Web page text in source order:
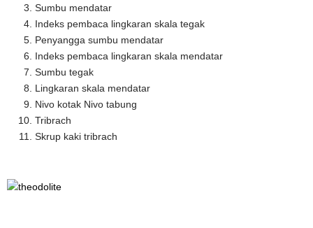
Sumbu mendatar
Indeks pembaca lingkaran skala tegak
Penyangga sumbu mendatar
Indeks pembaca lingkaran skala mendatar
Sumbu tegak
Lingkaran skala mendatar
Nivo kotak Nivo tabung
Tribrach
Skrup kaki tribrach